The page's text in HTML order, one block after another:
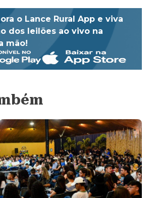
o Lance Rural App e viva
dos leilões ao vivo na
mão!